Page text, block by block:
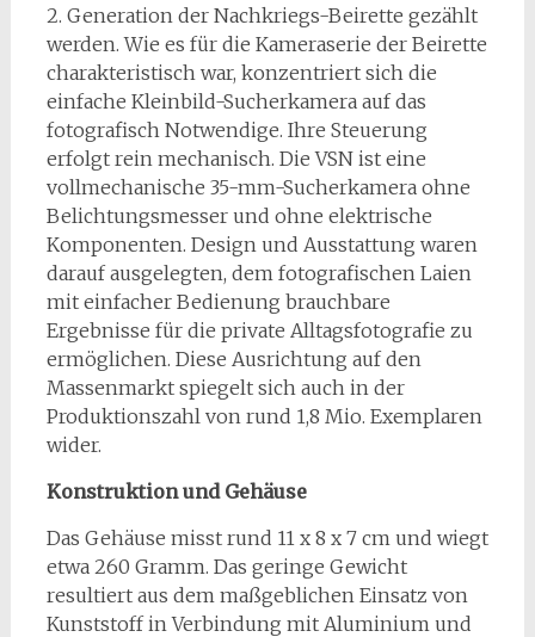
2. Generation der Nachkriegs-Beirette gezählt
werden. Wie es für die Kameraserie der Beirette
charakteristisch war, konzentriert sich die
einfache Kleinbild-Sucherkamera auf das
fotografisch Notwendige. Ihre Steuerung
erfolgt rein mechanisch. Die VSN ist eine
vollmechanische 35-mm-Sucherkamera ohne
Belichtungsmesser und ohne elektrische
Komponenten. Design und Ausstattung waren
darauf ausgelegten, dem fotografischen Laien
mit einfacher Bedienung brauchbare
Ergebnisse für die private Alltagsfotografie zu
ermöglichen. Diese Ausrichtung auf den
Massenmarkt spiegelt sich auch in der
Produktionszahl von rund 1,8 Mio. Exemplaren
wider.
Konstruktion und Gehäuse
Das Gehäuse misst rund 11 x 8 x 7 cm und wiegt
etwa 260 Gramm. Das geringe Gewicht
resultiert aus dem maßgeblichen Einsatz von
Kunststoff in Verbindung mit Aluminium und